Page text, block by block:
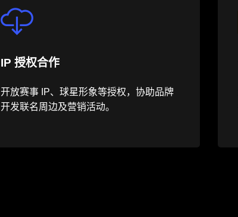
IP 授权合作
开放赛事 IP、球星形象等授权，协助品牌
开发联名周边及营销活动。